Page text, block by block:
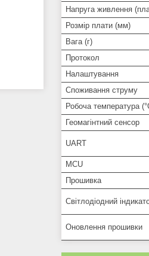
Напруга живлення
Розмір плати (мм)
Вага (г)
Протокол
Налаштування
Споживання струму
Робоча температура
Геомагінтний сенсор
UART
MCU
Прошивка
Світлодіодний
Оновлення прошивки